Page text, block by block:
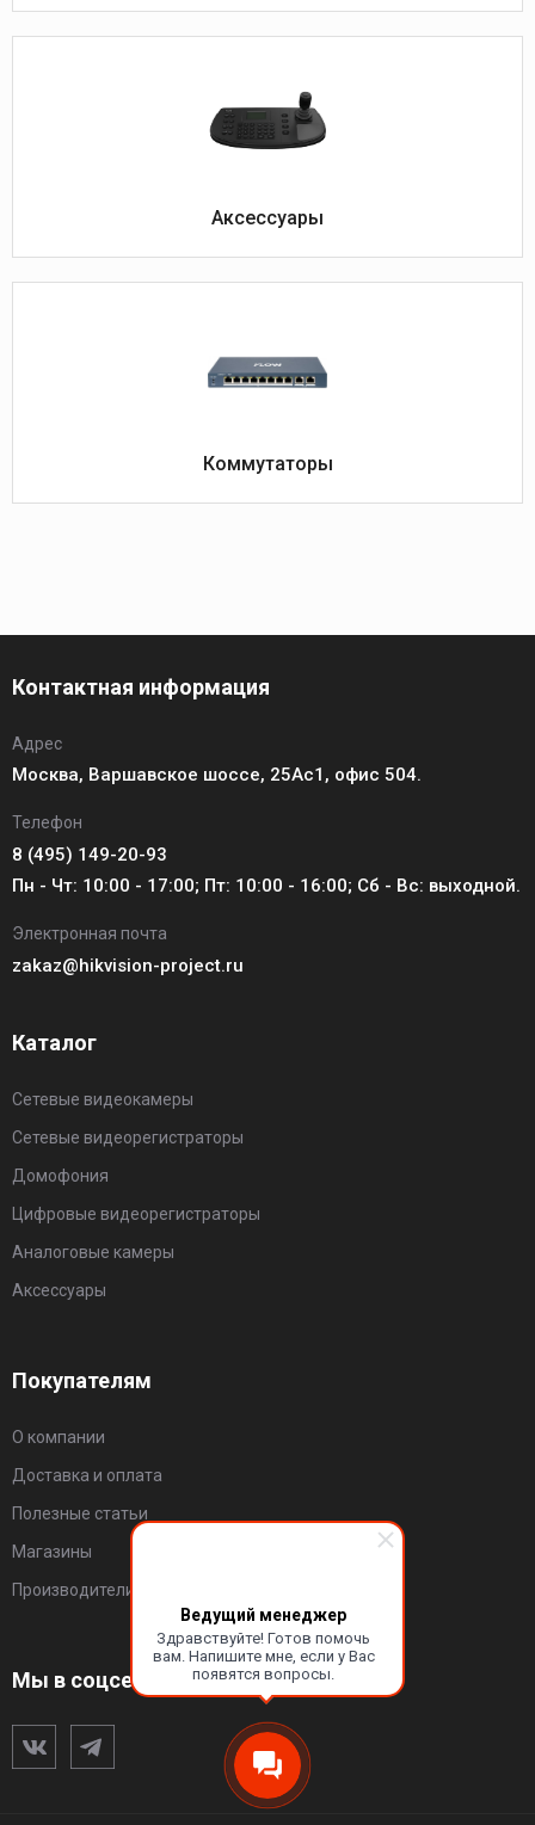
Ведущий менеджер
Здравствуйте! Готов помочь
вам. Напишите мне, если у Вас
появятся вопросы.
Аксессуары
Коммутаторы
Контактная информация
Адрес
Москва, Варшавское шоссе, 25Ас1, офис 504.
Телефон
8 (495) 149-20-93
Пн - Чт: 10:00 - 17:00; Пт: 10:00 - 16:00; Сб - Вс: выходной.
Электронная почта
zakaz@hikvision-project.ru
Каталог
Сетевые видеокамеры
Сетевые видеорегистраторы
Домофония
Цифровые видеорегистраторы
Аналоговые камеры
Аксессуары
Покупателям
О компании
Доставка и оплата
Полезные статьи
Магазины
Производители
Мы в соцсетях